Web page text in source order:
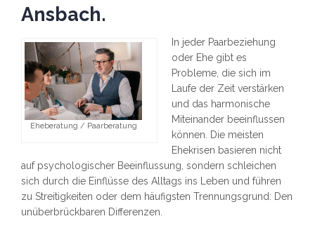
Ansbach.
Eheberatung / Paarberatung
In jeder Paarbeziehung
oder Ehe gibt es
Probleme, die sich im
Laufe der Zeit verstärken
und das harmonische
Miteinander beeinflussen
können. Die meisten
Ehekrisen basieren nicht
auf psychologischer Beeinflussung, sondern schleichen
sich durch die Einflüsse des Alltags ins Leben und führen
zu Streitigkeiten oder dem häufigsten Trennungsgrund: Den
unüberbrückbaren Differenzen.